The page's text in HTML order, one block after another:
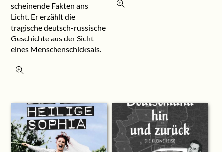
scheinende Fakten ans
Licht. Er erzählt die
tragische deutsch-russische
Geschichte aus der Sicht
eines Menschenschicksals.